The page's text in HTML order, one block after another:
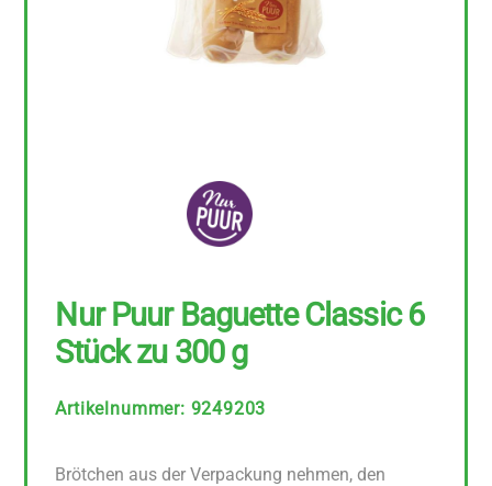
Nur Puur Baguette Classic 6
Stück zu 300 g
Artikelnummer: 9249203
Brötchen aus der Verpackung nehmen, den